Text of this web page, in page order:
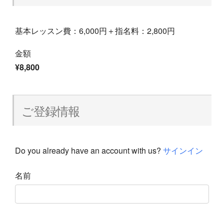
基本レッスン費：6,000円＋指名料：2,800円
金額
¥8,800
ご登録情報
Do you already have an account with us? サインイン
名前